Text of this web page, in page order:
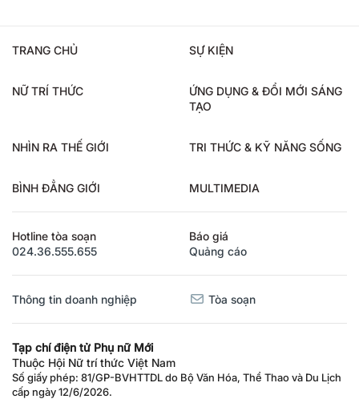
TRANG CHỦ SỰ KIỆN
NỮ TRÍ THỨC
ỨNG DỤNG & ĐỔI MỚI SÁNG
TẠO
NHÌN RA THẾ GIỚI TRI THỨC & KỸ NĂNG SỐNG
BÌNH ĐẲNG GIỚI MULTIMEDIA
Hotline tòa soạn
024.36.555.655
Báo giá
Quảng cáo
Thông tin doanh nghiệp Tòa soạn
Tạp chí điện tử Phụ nữ Mới
Thuộc Hội Nữ trí thức Việt Nam
Số giấy phép: 81/GP-BVHTTDL do Bộ Văn Hóa, Thể Thao và Du Lịch
cấp ngày 12/6/2026.